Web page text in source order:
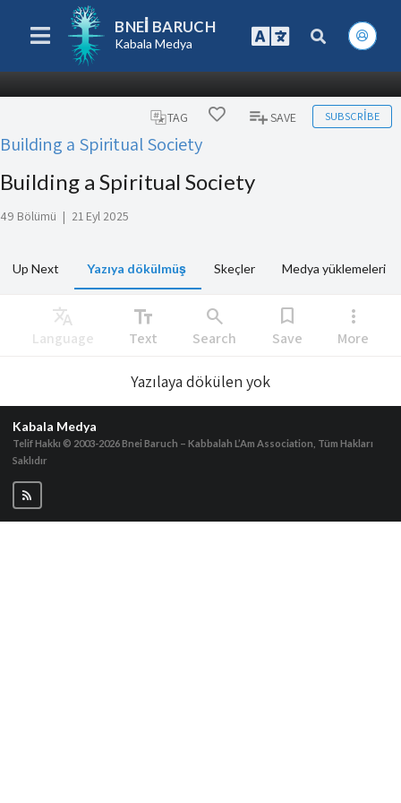
BNEI BARUCH
Kabala Medya
TAG SAVE SUBSCRIBE
Building a Spiritual Society
Building a Spiritual Society
49 Bölümü | 21 Eyl 2025
Up Next Yazıya dökülmüş Skeçler Medya yüklemeleri
Translate
Language
text_fields
Text
search
Search
bookmark
Save
more_vert
More
Yazılaya dökülen yok
Kabala Medya
Telif Hakkı © 2003-2026Bnei Baruch – Kabbalah L’Am Association, Tüm Hakları
Saklıdır